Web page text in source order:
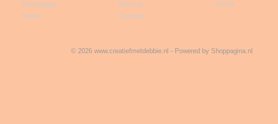
Feestdagen
tassen
Stickers
Camping
Textiel
© 2026 www.creatiefmetdebbie.nl - Powered by Shoppagina.nl